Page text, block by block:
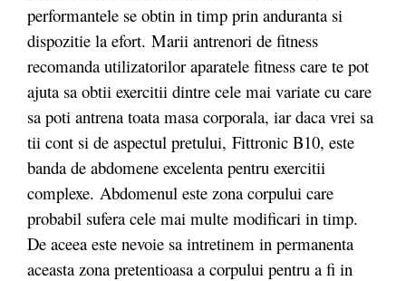
performantele se obtin in timp prin anduranta si
dispozitie la efort. Marii antrenori de fitness
recomanda utilizatorilor aparatele fitness care te pot
ajuta sa obtii exercitii dintre cele mai variate cu care
sa poti antrena toata masa corporala, iar daca vrei sa
tii cont si de aspectul pretului, Fittronic B10, este
banda de abdomene excelenta pentru exercitii
complexe. Abdomenul este zona corpului care
probabil sufera cele mai multe modificari in timp.
De aceea este nevoie sa intretinem in permanenta
aceasta zona pretentioasa a corpului pentru a fi in